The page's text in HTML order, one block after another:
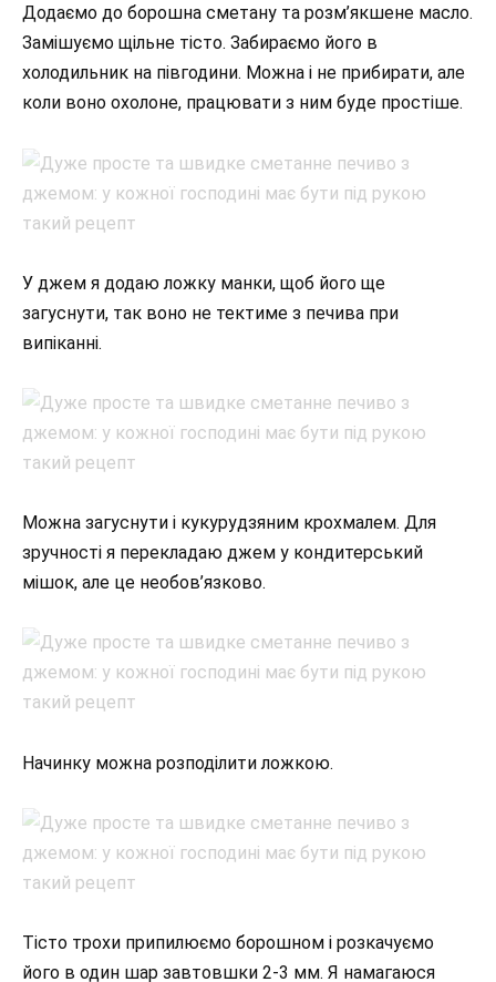
Додаємо до борошна сметану та розм’якшене масло.
Замішуємо щільне тісто. Забираємо його в
холодильник на півгодини. Можна і не прибирати, але
коли воно охолоне, працювати з ним буде простіше.
У джем я додаю ложку манки, щоб його ще
загуснути, так воно не тектиме з печива при
випіканні.
Можна загуснути і кукурудзяним крохмалем. Для
зручності я перекладаю джем у кондитерський
мішок, але це необов’язково.
Начинку можна розподілити ложкою.
Тісто трохи припилюємо борошном і розкачуємо
його в один шар завтовшки 2-3 мм. Я намагаюся